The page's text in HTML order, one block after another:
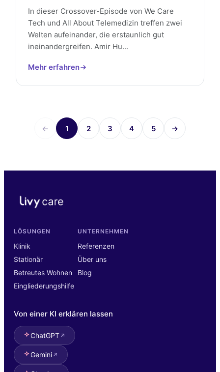
In dieser Crossover-Episode von We Care
Tech und All About Telemedizin treffen zwei
Welten aufeinander, die erstaunlich gut
ineinandergreifen. Amir Hu...
Mehr erfahren
← 1 2 3 4 5 →
LÖSUNGEN
Klinik
Stationär
Betreutes Wohnen
Eingliederungshilfe
UNTERNEHMEN
Referenzen
Über uns
Blog
Von einer KI erklären lassen
ChatGPT
Gemini